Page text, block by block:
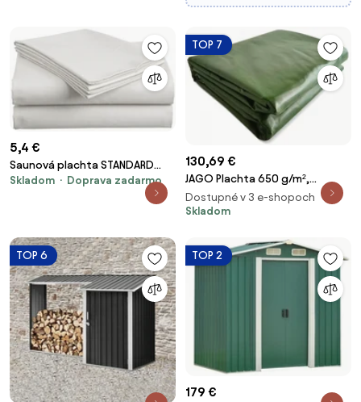
5,4 €
Saunová plachta STANDARD
biela 90x220 cm
Skladom Doprava zadarmo
TOP 7
130,69 €
JAGO Plachta 650 g/m²,
hliníkové oká, zelená, 4 x 6 m
Dostupné v 3 e-shopoch
Skladom
TOP 6 TOP 2
179 €